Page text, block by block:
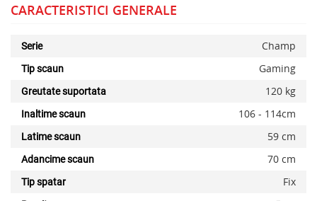
CARACTERISTICI GENERALE
Serie Champ
Tip scaun Gaming
Greutate suportata 120 kg
Inaltime scaun 106 - 114cm
Latime scaun 59 cm
Adancime scaun 70 cm
Tip spatar Fix